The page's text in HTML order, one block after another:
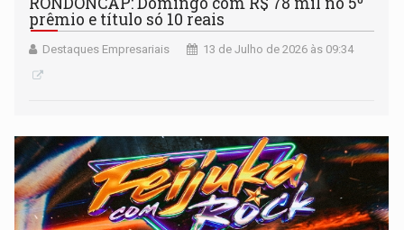
prêmio e título só 10 reais
Destaques Empresariais 13 de Julho de 2026 às 09:34